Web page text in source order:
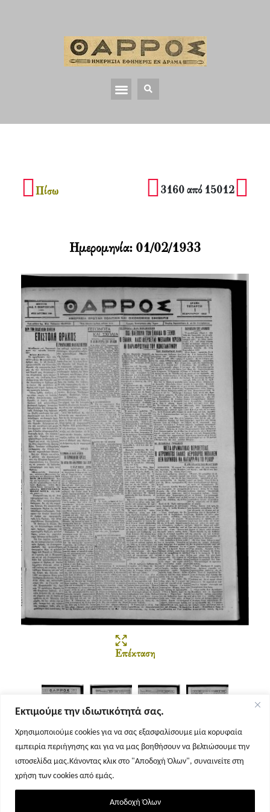
Εκτιμούμε την ιδιωτικότητά σας.
Χρησιμοποιούμε cookies για να σας εξασφαλίσουμε μία κορυφαία
εμπειρία περιήγησης και για να μας βοηθήσουν να βελτιώσουμε την
ιστοσελίδα μας.Κάνοντας κλικ στο "Αποδοχή Όλων", συναινείτε στη
χρήση των cookies από εμάς.
Αποδοχή Όλων
Πίσω 3160 από 15012
Επέκταση
Σελίδα 1 Σελίδα 2 Σελίδα 3 Σελίδα 4
Ημερομηνία: 01/02/1933